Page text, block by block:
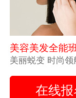
美容美发全能
美丽蜕变 时尚领
在线报